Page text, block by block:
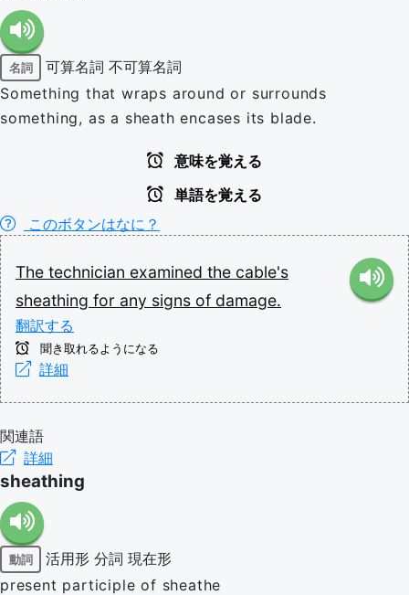
名詞 可算名詞 不可算名詞
Something that wraps around or surrounds
something, as a sheath encases its blade.
意味を覚える
単語を覚える
このボタンはなに？
The technician examined the cable's
sheathing for any signs of damage.
翻訳する
聞き取れるようになる
詳細
関連語
詳細
sheathing
動詞 活用形 分詞 現在形
present participle of sheathe